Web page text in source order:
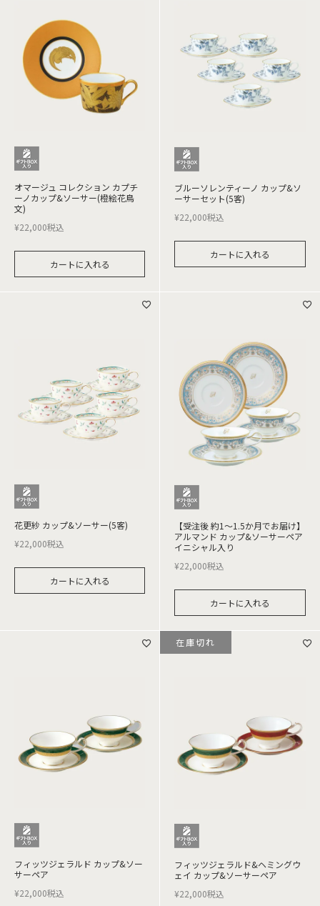
オマージュ コレクション カプチ
ーノカップ&ソーサー(橙絵花鳥
文)
¥22,000税込
カートに入れる
ブルーソレンティーノ カップ&ソ
ーサーセット(5客)
¥22,000税込
カートに入れる
花更紗 カップ&ソーサー(5客)
¥22,000税込
カートに入れる
【受注後 約1～1.5か月でお届け】
アルマンド カップ&ソーサーペア
イニシャル入り
¥22,000税込
カートに入れる
フィッツジェラルド カップ&ソー
サーペア
¥22,000税込
フィッツジェラルド&ヘミングウ
ェイ カップ&ソーサーペア
¥22,000税込
在庫切れ